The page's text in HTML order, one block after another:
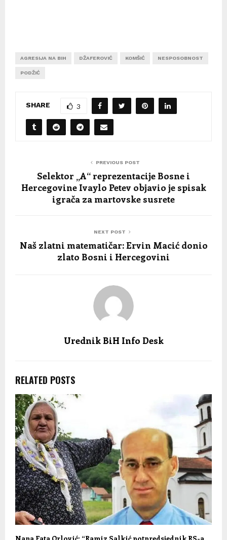
AGRESIJA NA BIH DŽAFEROVIĆ KOMŠIĆ NESPOSOBNOST
PODŽIĆ
SHARE 3
PREVIOUS POST
Selektor „A“ reprezentacije Bosne i
Hercegovine Ivaylo Petev objavio je spisak
igrača za martovske susrete
NEXT POST
Naš zlatni matematičar: Ervin Macić donio
zlato Bosni i Hercegovini
Urednik BiH Info Desk
RELATED POSTS